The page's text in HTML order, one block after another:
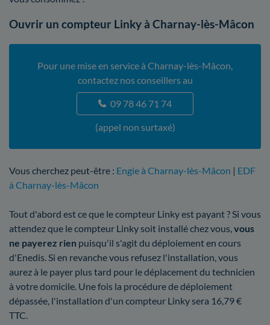
Ouvrir un compteur Linky à Charnay-lès-Mâcon
Pour une mise en service à Charnay-lès-Mâcon,
contactez nos conseillers au
09 78 46 71 74
(appel non surtaxé)
Vous cherchez peut-être : Engie à Charnay-lès-Mâcon | EDF
à Charnay-lès-Mâcon
Tout d'abord est ce que le compteur Linky est payant ? Si vous
attendez que le compteur Linky soit installé chez vous,vous
ne payerez rien puisqu'il s'agit du déploiement en cours
d'Enedis. Si en revanche vous refusez l'installation, vous
aurez à le payer plus tard pour le déplacement du technicien
à votre domicile. Une fois la procédure de déploiement
dépassée, l'installation d'un compteur Linky sera 16,79 €
TTC.